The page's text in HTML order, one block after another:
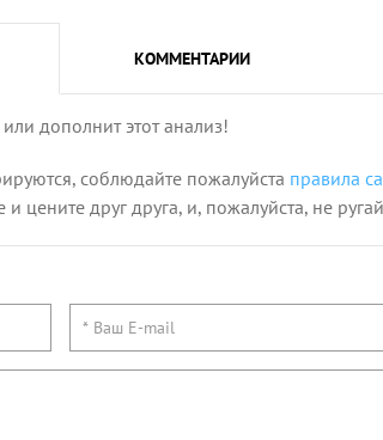
КОММЕНТАРИИ
дополнит этот анализ!
соблюдайте пожалуйста правила
цените друг друга, и, пожалуйста, не